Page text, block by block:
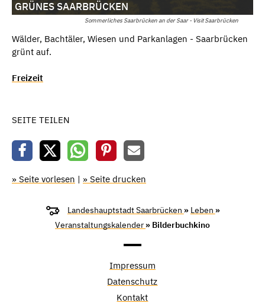
Sommerliches Saarbrücken an der Saar - Visit Saarbrücken
GRÜNES SAARBRÜCKEN
Wälder, Bachtäler, Wiesen und Parkanlagen - Saarbrücken
grünt auf.
Freizeit
SEITE TEILEN
» Seite vorlesen | » Seite drucken
Landeshauptstadt Saarbrücken » Leben »
Veranstaltungskalender » Bilderbuchkino
Impressum
Datenschutz
Kontakt